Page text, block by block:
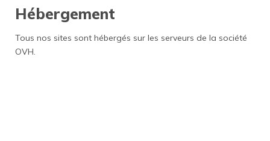
Hébergement
Tous nos sites sont hébergés sur les serveurs de la société
OVH.